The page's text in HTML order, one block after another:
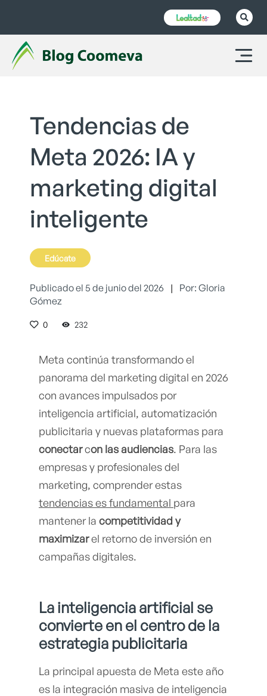
Tendencias de
Meta 2026: IA y
marketing digital
inteligente
Edúcate
Publicado el 5 de junio del 2026 |
Por: Gloria
Gómez
0 232
Meta continúa transformando el
panorama del marketing digital en 2026
con avances impulsados por
inteligencia artificial, automatización
publicitaria y nuevas plataformas para
conectarcon las audiencias. Para las
empresas y profesionales del
marketing, comprender estas
tendencias es fundamental para
mantener la competitividad y
maximizarel retorno de inversión en
campañas digitales.
La inteligencia artificial se
convierte en el centro de la
estrategia publicitaria
La principal apuesta de Meta este año
es la integración masiva de inteligencia